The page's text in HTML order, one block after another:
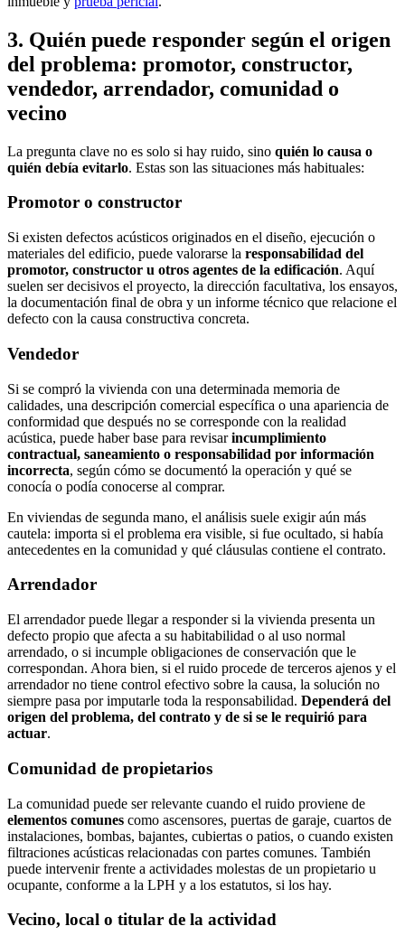
3. Quién puede responder según el origen
del problema: promotor, constructor,
vendedor, arrendador, comunidad o
vecino
La pregunta clave no es solo si hay ruido, sino quién lo causa o
quién debía evitarlo. Estas son las situaciones más habituales:
Promotor o constructor
Si existen defectos acústicos originados en el diseño, ejecución o
materiales del edificio, puede valorarse la responsabilidad del
promotor, constructor u otros agentes de la edificación. Aquí
suelen ser decisivos el proyecto, la dirección facultativa, los ensayos,
la documentación final de obra y un informe técnico que relacione el
defecto con la causa constructiva concreta.
Vendedor
Si se compró la vivienda con una determinada memoria de
calidades, una descripción comercial específica o una apariencia de
conformidad que después no se corresponde con la realidad
acústica, puede haber base para revisarincumplimiento
contractual, saneamiento o responsabilidad por información
incorrecta, según cómo se documentó la operación y qué se
conocía o podía conocerse al comprar.
En viviendas de segunda mano, el análisis suele exigir aún más
cautela: importa si el problema era visible, si fue ocultado, si había
antecedentes en la comunidad y qué cláusulas contiene el contrato.
Arrendador
El arrendador puede llegar a responder si la vivienda presenta un
defecto propio que afecta a su habitabilidad o al uso normal
arrendado, o si incumple obligaciones de conservación que le
correspondan. Ahora bien, si el ruido procede de terceros ajenos y el
arrendador no tiene control efectivo sobre la causa, la solución no
siempre pasa por imputarle toda la responsabilidad. Dependerá del
origen del problema, del contrato y de si se le requirió para
actuar.
Comunidad de propietarios
La comunidad puede ser relevante cuando el ruido proviene de
elementos comunes como ascensores, puertas de garaje, cuartos de
instalaciones, bombas, bajantes, cubiertas o patios, o cuando existen
filtraciones acústicas relacionadas con partes comunes. También
puede intervenir frente a actividades molestas de un propietario u
ocupante, conforme a la LPH y a los estatutos, si los hay.
Vecino, local o titular de la actividad